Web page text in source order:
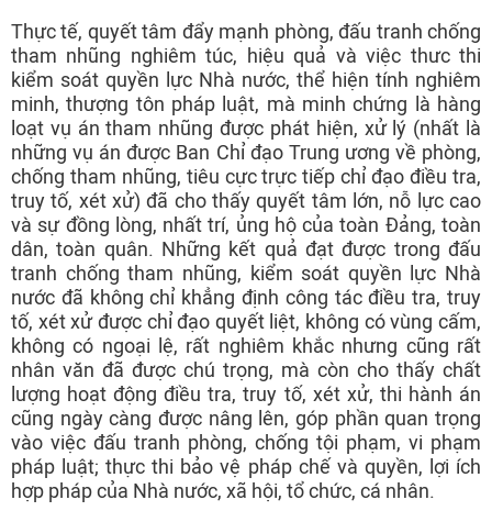
Thực tế, quyết tâm đẩy mạnh phòng, đấu tranh chống
tham nhũng nghiêm túc, hiệu quả và việc thưc thi
kiểm soát quyền lực Nhà nước, thể hiện tính nghiêm
minh, thượng tôn pháp luật, mà minh chứng là hàng
loạt vụ án tham nhũng được phát hiện, xử lý (nhất là
những vụ án được Ban Chỉ đạo Trung ương về phòng,
chống tham nhũng, tiêu cực trực tiếp chỉ đạo điều tra,
truy tố, xét xử) đã cho thấy quyết tâm lớn, nỗ lực cao
và sự đồng lòng, nhất trí, ủng hộ của toàn Đảng, toàn
dân, toàn quân. Những kết quả đạt được trong đấu
tranh chống tham nhũng, kiểm soát quyền lực Nhà
nước đã không chỉ khẳng định công tác điều tra, truy
tố, xét xử được chỉ đạo quyết liệt, không có vùng cấm,
không có ngoại lệ, rất nghiêm khắc nhưng cũng rất
nhân văn đã được chú trọng, mà còn cho thấy chất
lượng hoạt động điều tra, truy tố, xét xử, thi hành án
cũng ngày càng được nâng lên, góp phần quan trọng
vào việc đấu tranh phòng, chống tội phạm, vi phạm
pháp luật; thực thi bảo vệ pháp chế và quyền, lợi ích
hợp pháp của Nhà nước, xã hội, tổ chức, cá nhân.